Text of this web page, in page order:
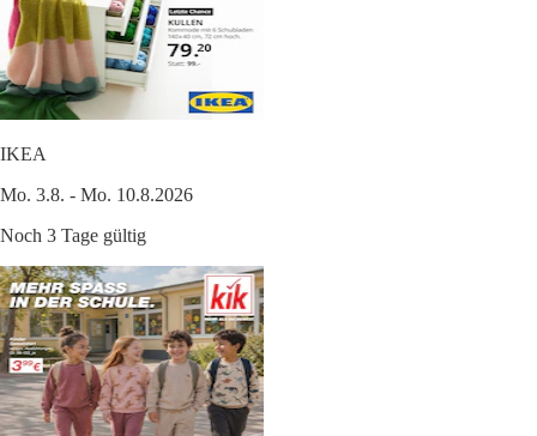
IKEA
Mo. 3.8. - Mo. 10.8.2026
Noch 3 Tage gültig